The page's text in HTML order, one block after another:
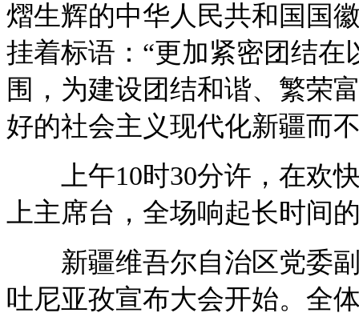
熠生辉的中华人民共和国国
挂着标语：“更加紧密团结
围，为建设团结和谐、繁荣
好的社会主义现代化新疆而
上午10时30分许，在欢快
上主席台，全场响起长时间
新疆维吾尔自治区党委副
吐尼亚孜宣布大会开始。全